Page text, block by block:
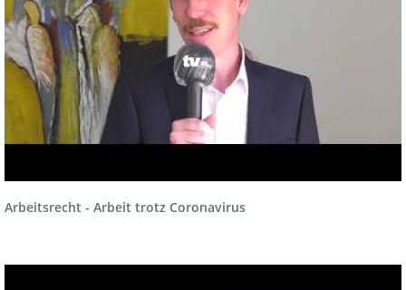
Arbeitsrecht - Arbeit trotz Coronavirus